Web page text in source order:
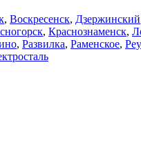
, Воскресенск, Дзержинский
, Краснознаменск,
, Развилка, Раменское,